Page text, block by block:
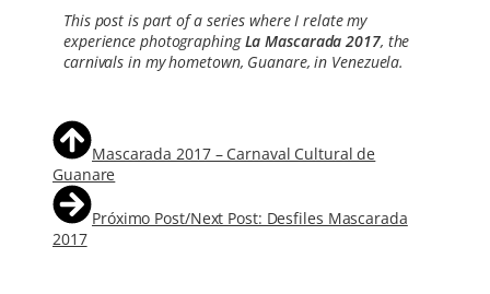
This post is part of a series where I relate my
experience photographingLa Mascarada 2017, the
carnivals in my hometown, Guanare, in Venezuela.
Mascarada 2017 – Carnaval Cultural de
Guanare
Próximo Post/Next Post: Desfiles Mascarada
2017